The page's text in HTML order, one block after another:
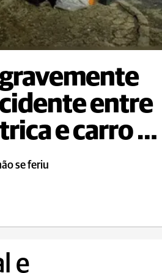
entre
e carro na
se feriu
e